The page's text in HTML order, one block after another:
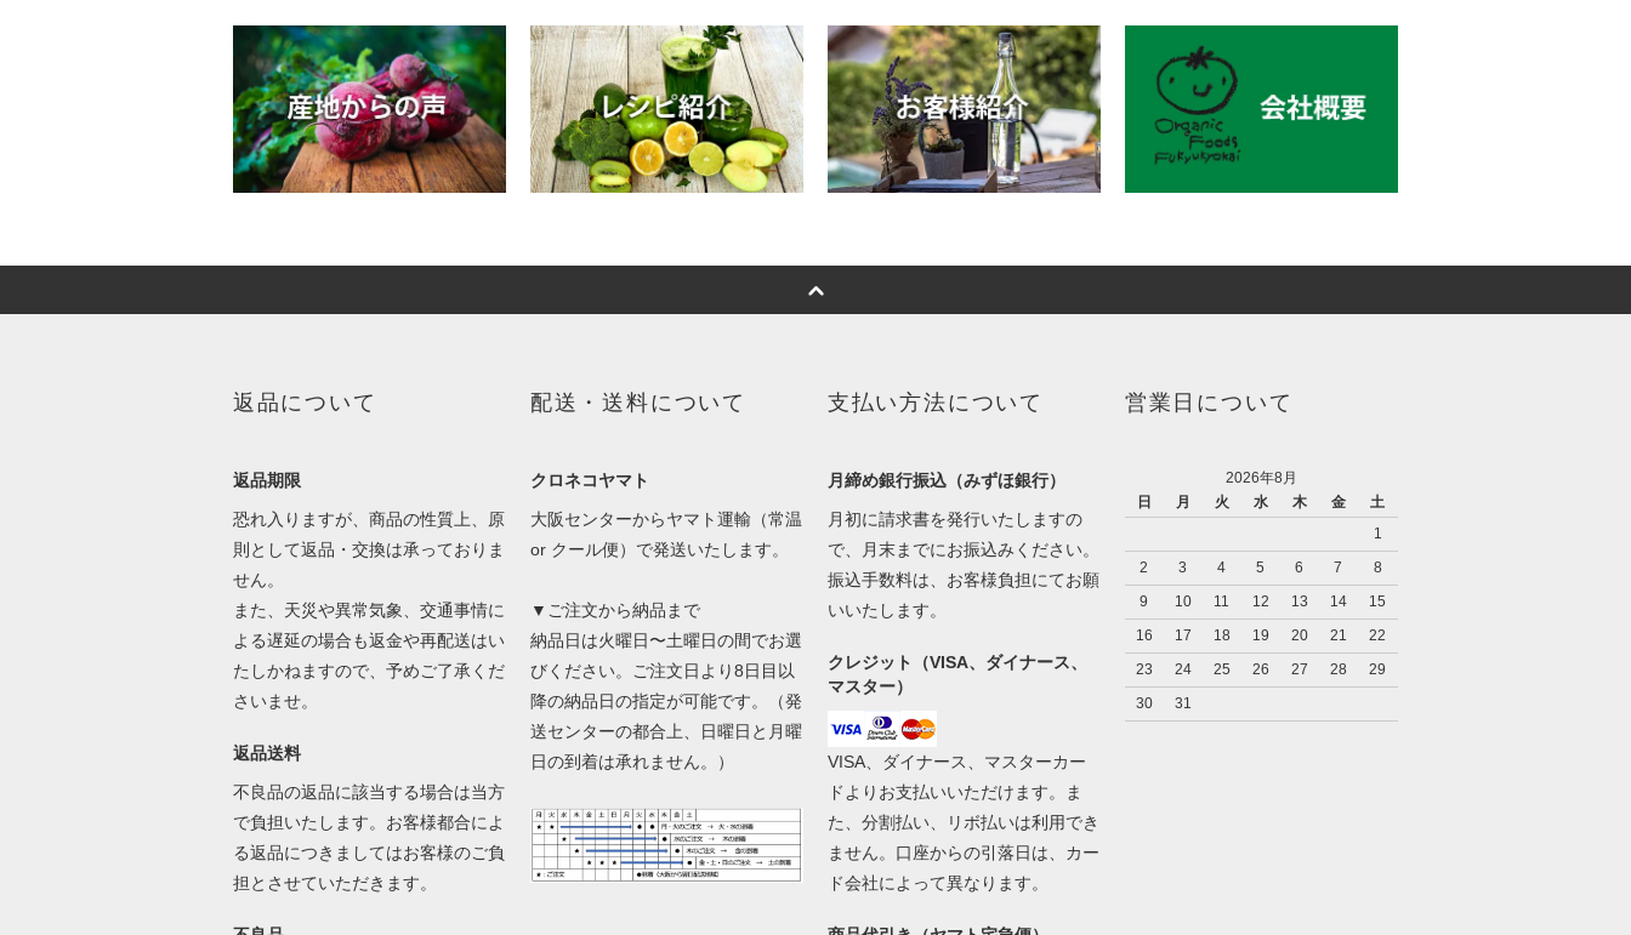
返品について
返品期限
恐れ入りますが、商品の性質上、原
則として返品・交換は承っておりま
せん。
また、天災や異常気象、交通事情に
よる遅延の場合も返金や再配送はい
たしかねますので、予めご了承くだ
さいませ。
返品送料
不良品の返品に該当する場合は当方
で負担いたします。お客様都合によ
る返品につきましてはお客様のご負
担とさせていただきます。
配送・送料について
クロネコヤマト
大阪センターからヤマト運輸（常温
or クール便）で発送いたします。
▼ご注文から納品まで
納品日は火曜日〜土曜日の間でお選
びください。ご注文日より8日目以
降の納品日の指定が可能です。（発
送センターの都合上、日曜日と月曜
日の到着は承れません。）
支払い方法について
月締め銀行振込（みずほ銀行）
月初に請求書を発行いたしますの
で、月末までにお振込みください。
振込手数料は、お客様負担にてお願
いいたします。
クレジット（VISA、ダイナース、
マスター）
VISA、ダイナース、マスターカー
ドよりお支払いいただけます。ま
た、分割払い、リボ払いは利用でき
ません。口座からの引落日は、カー
ド会社によって異なります。
営業日について
2026年8月
日
月 火 水 木 金
土
1
2
3 4 5 6 7
8
9
10 11 12 13 14
15
16
17 18 19 20 21
22
23
24 25 26 27 28
29
30
31